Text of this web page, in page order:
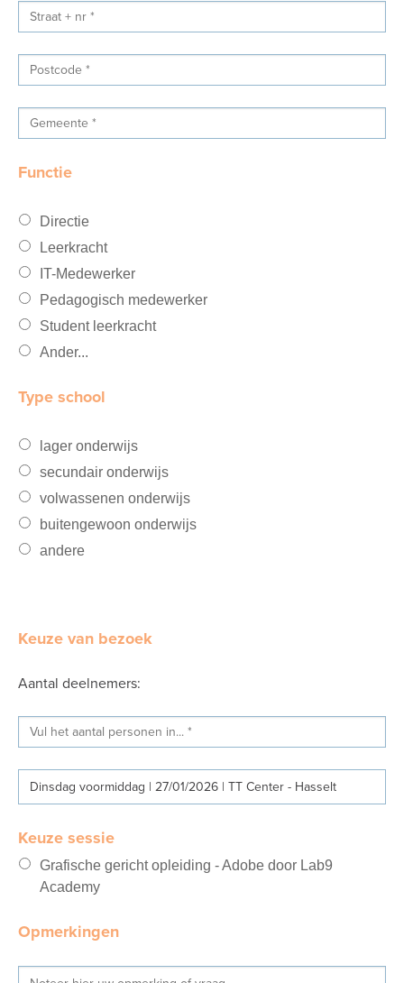
Functie
Directie
Leerkracht
IT-Medewerker
Pedagogisch medewerker
Student leerkracht
Ander...
Type school
lager onderwijs
secundair onderwijs
volwassenen onderwijs
buitengewoon onderwijs
andere
Keuze van bezoek
Aantal deelnemers:
Dinsdag voormiddag | 27/01/2026 | TT Center - Hasselt
Keuze sessie
Grafische gericht opleiding - Adobe door Lab9
Academy
Opmerkingen